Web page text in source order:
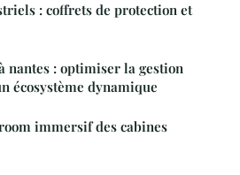
: coffrets de protection et
nantes : optimiser la gestion
écosystème dynamique
immersif des cabines